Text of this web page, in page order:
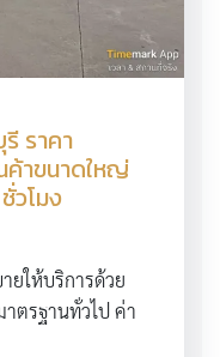
ราคา
ค้าขนาดใหญ่
วโมง
ยให้บริการด้วย
ตรฐานทั่วไป ค่า